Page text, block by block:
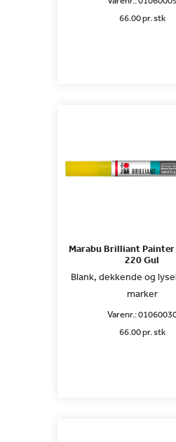
66.00 pr. stk
Marabu Brilliant
220 Gul
Blank, dekkende og
marker
Varenr.:
66.00 pr. stk